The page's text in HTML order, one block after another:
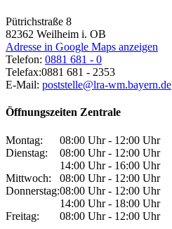
Pütrichstraße 8
82362 Weilheim i. OB
Adresse in Google Maps anzeigen
Telefon: 0881 681 - 0
Telefax:0881 681 - 2353
E-Mail: poststelle@lra-wm.bayern.de
Öffnungszeiten Zentrale
Montag:
08:00 Uhr - 12:00 Uhr
Dienstag:
08:00 Uhr - 12:00 Uhr
14:00 Uhr - 16:00 Uhr
Mittwoch:
08:00 Uhr - 12:00 Uhr
Donnerstag:08:00 Uhr - 12:00 Uhr
14:00 Uhr - 18:00 Uhr
Freitag:
08:00 Uhr - 12:00 Uhr